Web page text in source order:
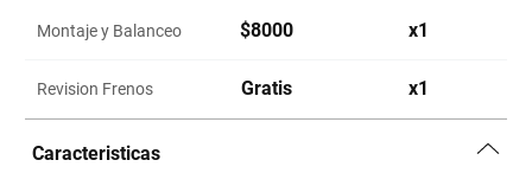
Montaje y Balanceo $8000 x1
Revision Frenos Gratis x1
Caracteristicas